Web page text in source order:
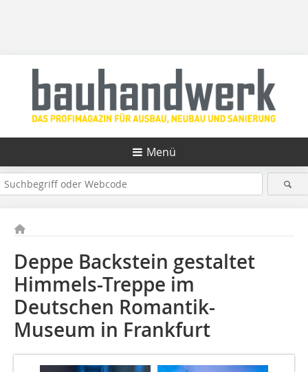
Menü
Deppe Backstein gestaltet
Himmels-Treppe im
Deutschen Romantik-
Museum in Frankfurt